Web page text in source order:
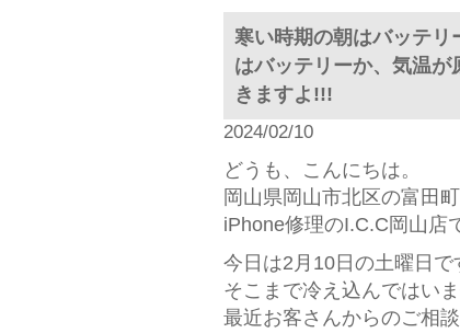
寒い時期の朝はバッテ
はバッテリーか、気温
きますよ!!!
2024/02/10
どうも、こんにちは。
岡山県岡山市北区の富田
iPhone修理のI.C.C岡山店
今日は2月10日の土曜日で
そこまで冷え込んではい
最近お客さんからのご相